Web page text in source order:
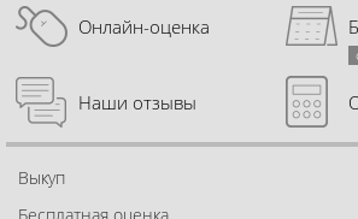
Онлайн-оценка
Наши отзывы
Выкуп